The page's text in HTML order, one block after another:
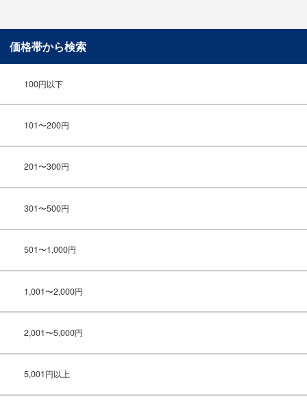
価格帯から検索
100円以下
101〜200円
201〜300円
301〜500円
501〜1,000円
1,001〜2,000円
2,001〜5,000円
5,001円以上